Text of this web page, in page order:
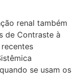
renal também
de Contraste à
se usam os